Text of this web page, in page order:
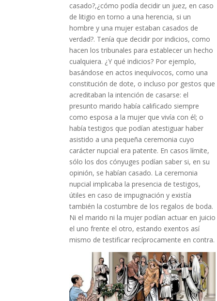
casado?,¿cómo podía decidir un juez, en caso
de litigio en torno a una herencia, si un
hombre y una mujer estaban casados de
verdad?. Tenía que decidir por indicios, como
hacen los tribunales para establecer un hecho
cualquiera. ¿Y qué indicios? Por ejemplo,
basándose en actos inequívocos, como una
constitución de dote, o incluso por gestos que
acreditaban la intención de casarse: el
presunto marido había calificado siempre
como esposa a la mujer que vivía con él; o
había testigos que podían atestiguar haber
asistido a una pequeña ceremonia cuyo
carácter nupcial era patente. En casos límite,
sólo los dos cónyuges podían saber si, en su
opinión, se habían casado. La ceremonia
nupcial implicaba la presencia de testigos,
útiles en caso de impugnación y existía
también la costumbre de los regalos de boda.
Ni el marido ni la mujer podían actuar en juicio
el uno frente el otro, estando exentos así
mismo de testificar recíprocamente en contra.